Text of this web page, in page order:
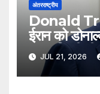
अंतरराष्ट्रीय
Donald
ईरान को
कहा- किसी भी
JUL 21, 2026